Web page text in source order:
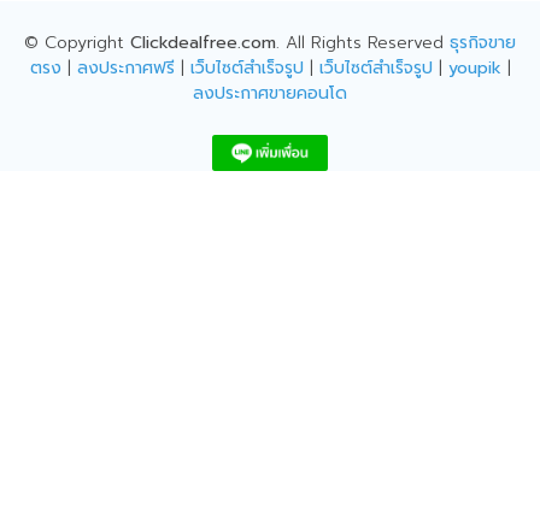
© Copyright Clickdealfree.com. All Rights Reserved ธุรกิจขาย
ตรง | ลงประกาศฟรี| เว็บไซต์สำเร็จรูป | เว็บไซต์สำเร็จรูป | youpik |
ลงประกาศขายคอนโด